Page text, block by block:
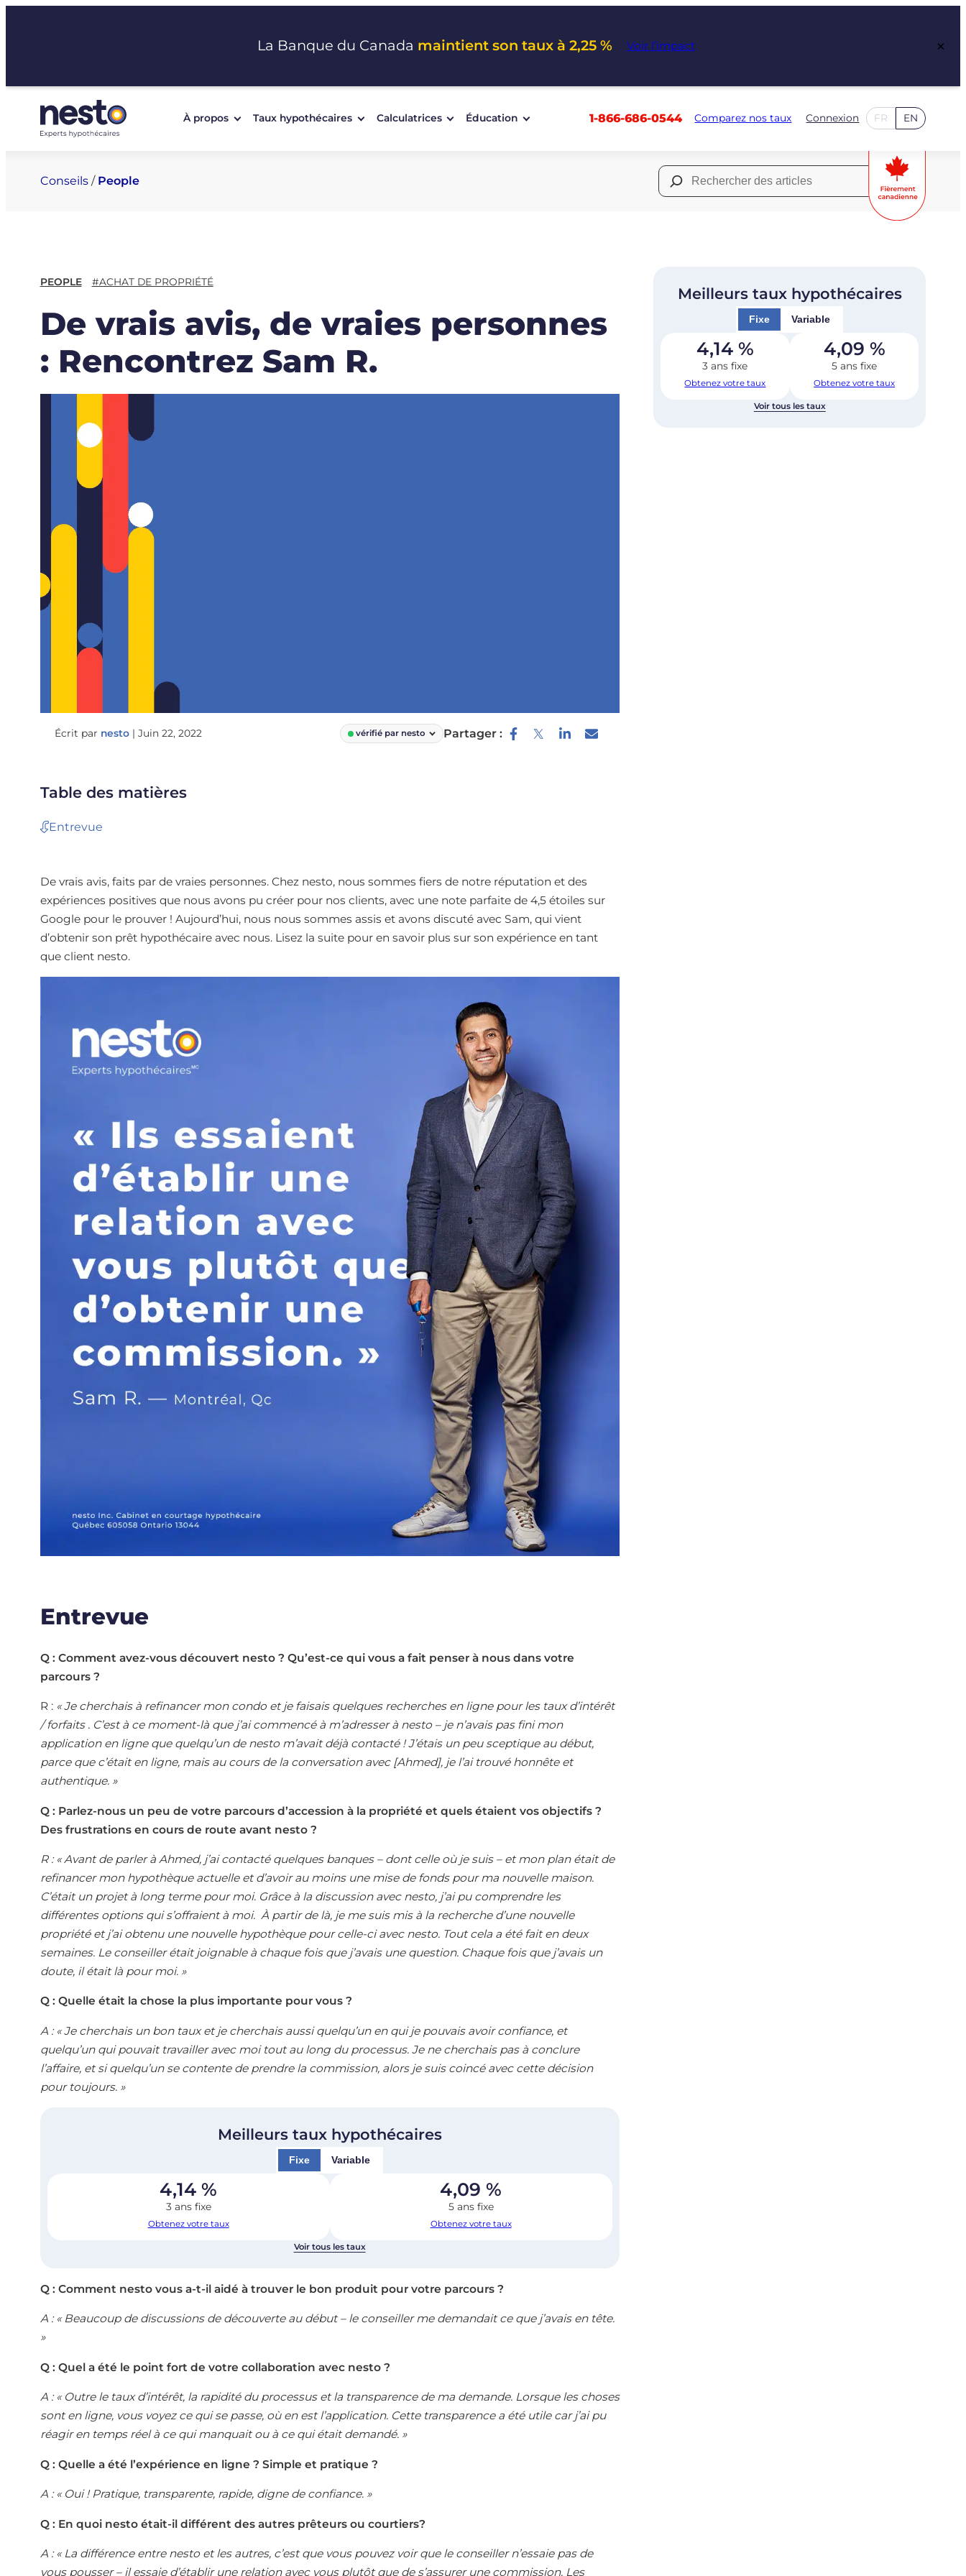
La Banque du Canada maintient son taux à 2,25 % Voir l’impact ×
À propos Taux hypothécaires Calculatrices Éducation 1-866-686-0544 Comparez nos taux Connexion FR EN
Conseils/ People Rechercher :
PEOPLE #ACHAT DE PROPRIÉTÉ
De vrais avis, de vraies personnes
: Rencontrez Sam R.
Écrit par nesto | Juin 22, 2022 vérifié par nesto Partager :
Table des matières
Entrevue
De vrais avis, faits par de vraies personnes. Chez nesto, nous sommes fiers de notre réputation et des
expériences positives que nous avons pu créer pour nos clients, avec une note parfaite de 4,5 étoiles sur
Google pour le prouver ! Aujourd’hui, nous nous sommes assis et avons discuté avec Sam, qui vient
d’obtenir son prêt hypothécaire avec nous. Lisez la suite pour en savoir plus sur son expérience en tant
que client nesto.
Entrevue
Q : Comment avez-vous découvert nesto ? Qu’est-ce qui vous a fait penser à nous dans votre
parcours ?
R :« Je cherchais à refinancer mon condo et je faisais quelques recherches en ligne pour les taux d’intérêt
/ forfaits . C’est à ce moment-là que j’ai commencé à m’adresser à nesto – je n’avais pas fini mon
application en ligne que quelqu’un de nesto m’avait déjà contacté ! J’étais un peu sceptique au début,
parce que c’était en ligne, mais au cours de la conversation avec [Ahmed], je l’ai trouvé honnête et
authentique. »
Q : Parlez-nous un peu de votre parcours d’accession à la propriété et quels étaient vos objectifs ?
Des frustrations en cours de route avant nesto ?
R : « Avant de parler à Ahmed, j’ai contacté quelques banques – dont celle où je suis – et mon plan était de
refinancer mon hypothèque actuelle et d’avoir au moins une mise de fonds pour ma nouvelle maison.
C’était un projet à long terme pour moi. Grâce à la discussion avec nesto, j’ai pu comprendre les
différentes options qui s’offraient à moi. À partir de là, je me suis mis à la recherche d’une nouvelle
propriété et j’ai obtenu une nouvelle hypothèque pour celle-ci avec nesto. Tout cela a été fait en deux
semaines. Le conseiller était joignable à chaque fois que j’avais une question. Chaque fois que j’avais un
doute, il était là pour moi. »
Q : Quelle était la chose la plus importante pour vous ?
A : « Je cherchais un bon taux et je cherchais aussi quelqu’un en qui je pouvais avoir confiance, et
quelqu’un qui pouvait travailler avec moi tout au long du processus. Je ne cherchais pas à conclure
l’affaire, et si quelqu’un se contente de prendre la commission, alors je suis coincé avec cette décision
pour toujours. »
Meilleurs taux hypothécaires
Fixe Variable
4,14 %
3 ans fixe
Obtenez votre taux
4,09 %
5 ans fixe
Obtenez votre taux
Voir tous les taux
Q : Comment nesto vous a-t-il aidé à trouver le bon produit pour votre parcours ?
A : « Beaucoup de discussions de découverte au début – le conseiller me demandait ce que j’avais en tête.
»
Q : Quel a été le point fort de votre collaboration avec nesto ?
A : « Outre le taux d’intérêt, la rapidité du processus et la transparence de ma demande. Lorsque les choses
sont en ligne, vous voyez ce qui se passe, où en est l’application. Cette transparence a été utile car j’ai pu
réagir en temps réel à ce qui manquait ou à ce qui était demandé. »
Q : Quelle a été l’expérience en ligne ? Simple et pratique ?
A : « Oui ! Pratique, transparente, rapide, digne de confiance. »
Q : En quoi nesto était-il différent des autres prêteurs ou courtiers?
A : « La différence entre nesto et les autres, c’est que vous pouvez voir que le conseiller n’essaie pas de
vous pousser – il essaie d’établir une relation avec vous plutôt que de s’assurer une commission. Les
Meilleurs taux hypothécaires
Fixe Variable
4,14 %
3 ans fixe
Obtenez votre taux
4,09 %
5 ans fixe
Obtenez votre taux
Voir tous les taux